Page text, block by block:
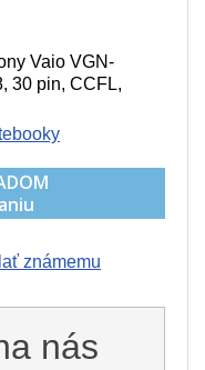
Vaio VGN-
30 pin, CCFL,
známemu
nás